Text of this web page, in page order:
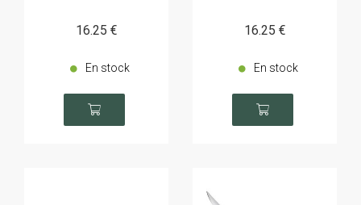
16.25 €
En stock
16.25 €
En stock